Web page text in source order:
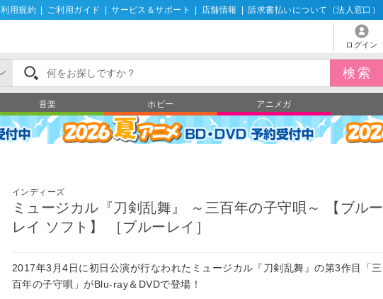
利用規約 ご利用ガイド サービス＆サポート 店舗情報 請求書払いについて（法人窓口）
ログイン
音楽 ホビー アニメガ
インディーズ
ミュージカル『刀剣乱舞』 ～三百年の子守唄～ 【ブルー
レイ ソフト】 ［ブルーレイ］
2017年3月4日に初日公演が行なわれたミュージカル『刀剣乱舞』の第3作目「三
百年の子守唄」がBlu-ray＆DVDで登場！